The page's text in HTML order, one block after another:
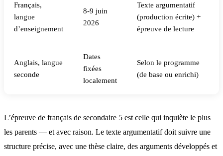
Français,
langue
d’enseignement
8-9 juin
2026
Texte argumentatif
(production écrite) +
épreuve de lecture
Anglais, langue
seconde
Dates
fixées
localement
Selon le programme
(de base ou enrichi)
L’épreuve de français de secondaire 5 est celle qui inquiète le plus
les parents — et avec raison. Le texte argumentatif doit suivre une
structure précise, avec une thèse claire, des arguments développés et